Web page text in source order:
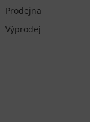
Prodejna
Výprodej